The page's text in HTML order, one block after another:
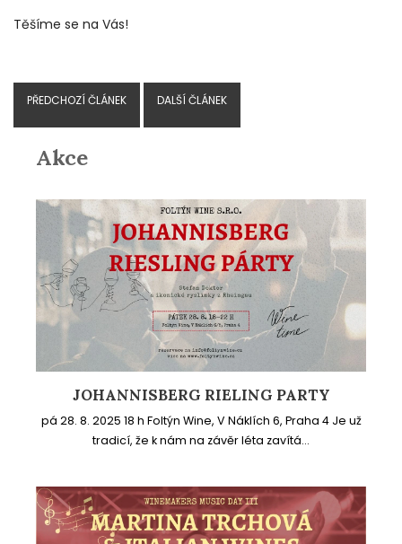
Těšíme se na Vás!
PŘEDCHOZÍ ČLÁNEK DALŠÍ ČLÁNEK
Akce
JOHANNISBERG RIELING PARTY
pá 28. 8. 2025 18 h Foltýn Wine, V Náklích 6, Praha 4 Je už
tradicí, že k nám na závěr léta zavítá...